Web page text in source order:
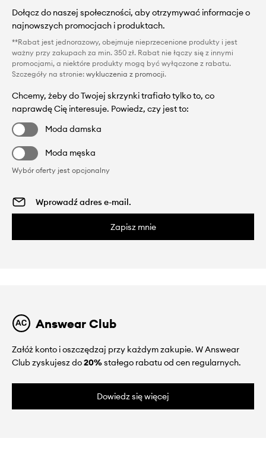
Dołącz do naszej społeczności, aby otrzymywać informacje o
najnowszych promocjach i produktach.
**Rabat jest jednorazowy, obejmuje nieprzecenione produkty i jest
ważny przy zakupach za min. 350 zł. Rabat nie łączy się z innymi
promocjami, a niektóre produkty mogą być wyłączone z rabatu.
Szczegóły na stronie: wykluczenia z promocji.
Chcemy, żeby do Twojej skrzynki trafiało tylko to, co
naprawdę Cię interesuje. Powiedz, czy jest to:
Moda damska
Moda męska
Wybór oferty jest opcjonalny
Zapisz mnie
Answear Club
Załóż konto i oszczędzaj przy każdym zakupie. W Answear
Club zyskujesz do20%stałego rabatu od cen regularnych.
Dowiedz się więcej